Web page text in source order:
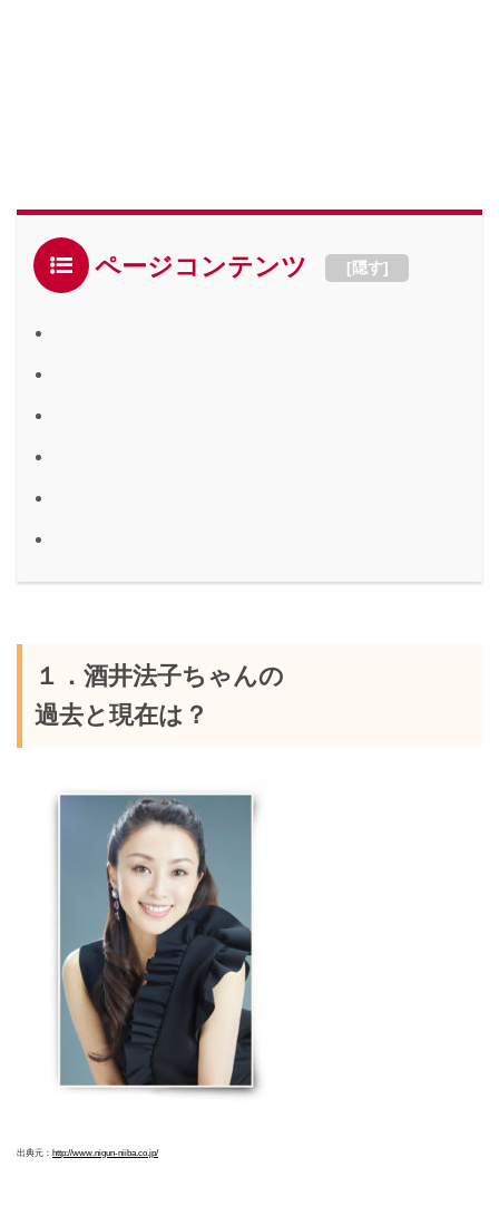
ページコンテンツ [隠す]
１．酒井法子ちゃんの
過去と現在は？
出典元： http://www.nigun-niiba.co.jp/